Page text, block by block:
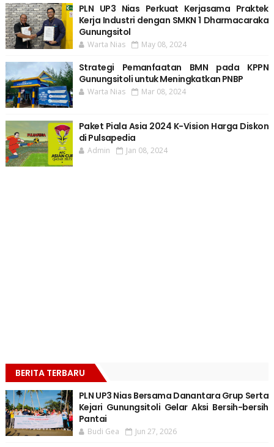
PLN UP3 Nias Perkuat Kerjasama Praktek
Kerja Industri dengan SMKN 1 Dharmacaraka
Gunungsitol
Warta Nias May 08, 2024
Strategi Pemanfaatan BMN pada KPPN
Gunungsitoli untuk Meningkatkan PNBP
Warta Nias Mar 08, 2024
Paket Piala Asia 2024 K-Vision Harga Diskon
di Pulsapedia
Admin Jan 08, 2024
BERITA TERBARU
PLN UP3 Nias Bersama Danantara Grup Serta
Kejari Gunungsitoli Gelar Aksi Bersih-bersih
Pantai
Budi Gea Jun 27, 2026